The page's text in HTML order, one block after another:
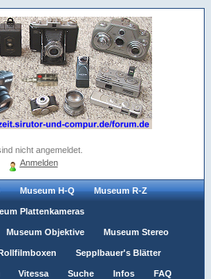
nicht angemeldet.
Anmelden
Museum H-Q Museum R-Z
Plattenkameras
Museum Objektive Museum Stereo
Sepplbauer's Blätter
Vitessa Suche Infos FAQ